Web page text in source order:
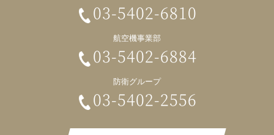
03-5402-6810
航空機事業部
03-5402-6884
防衛グループ
03-5402-2556